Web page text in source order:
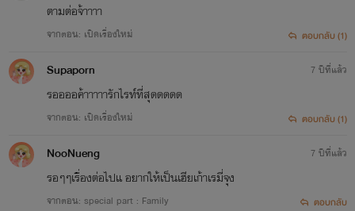
ตามต่อจ้าาาา
จากตอน: เปิดเรื่องใหม่ ตอบกลับ (1)
Supaporn
รออออค้าาาาารักไรท์ที่สุดดดดด
จากตอน: เปิดเรื่องใหม่
7 ปีที่แล้ว
ตอบกลับ (1)
NooNueng
รอๆๆเรื่องต่อไปแ อยากให้เป็นเฮียเก้าเรมี่จุง
จากตอน: special part : Family
7 ปีที่แล้ว
ตอบกลับ